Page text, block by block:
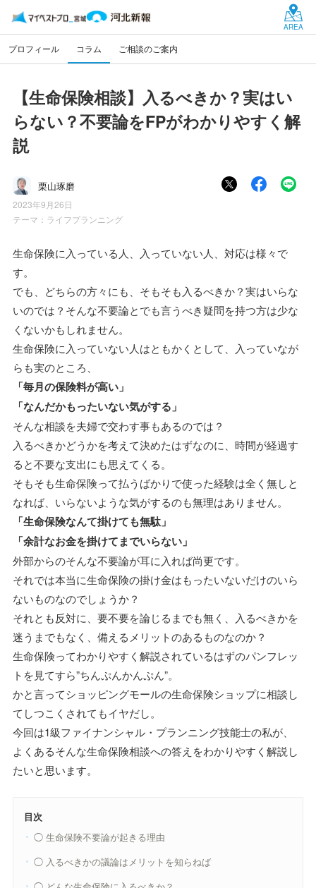
AREA
プロフィール コラム ご相談のご案内
【生命保険相談】入るべきか？実はい
らない？不要論をFPがわかりやすく解
説
栗山琢磨
2023年9月26日
テーマ： ライフプランニング
生命保険に入っている人、入っていない人、対応は様々で
す。
でも、どちらの方々にも、そもそも入るべきか？実はいらな
いのでは？そんな不要論とでも言うべき疑問を持つ方は少な
くないかもしれません。
生命保険に入っていない人はともかくとして、入っていなが
らも実のところ、
「毎月の保険料が高い」
「なんだかもったいない気がする」
そんな相談を夫婦で交わす事もあるのでは？
入るべきかどうかを考えて決めたはずなのに、時間が経過す
ると不要な支出にも思えてくる。
そもそも生命保険って払うばかりで使った経験は全く無しと
なれば、いらないような気がするのも無理はありません。
「生命保険なんて掛けても無駄」
「余計なお金を掛けてまでいらない」
外部からのそんな不要論が耳に入れば尚更です。
それでは本当に生命保険の掛け金はもったいないだけのいら
ないものなのでしょうか？
それとも反対に、要不要を論じるまでも無く、入るべきかを
迷うまでもなく、備えるメリットのあるものなのか？
生命保険ってわかりやすく解説されているはずのパンフレッ
トを見てすら”ちんぷんかんぷん”。
かと言ってショッピングモールの生命保険ショップに相談し
てしつこくされてもイヤだし。
今回は1級ファイナンシャル・プランニング技能士の私が、
よくあるそんな生命保険相談への答えをわかりやすく解説し
たいと思います。
目次
◯ 生命保険不要論が起きる理由
◯ 入るべきかの議論はメリットを知らねば